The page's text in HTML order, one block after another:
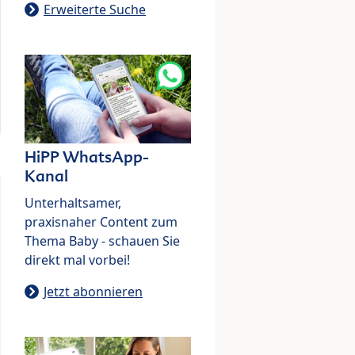
Erweiterte Suche
HiPP WhatsApp-
Kanal
Unterhaltsamer,
praxisnaher Content zum
Thema Baby - schauen Sie
direkt mal vorbei!
Jetzt abonnieren